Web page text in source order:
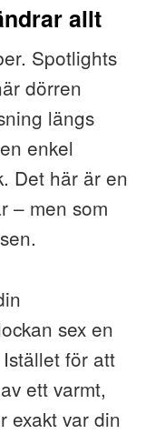
allt
Spotlights
dörren
längs
enkel
Det här är en
– men som
sex en
för att
ett varmt,
exakt var din